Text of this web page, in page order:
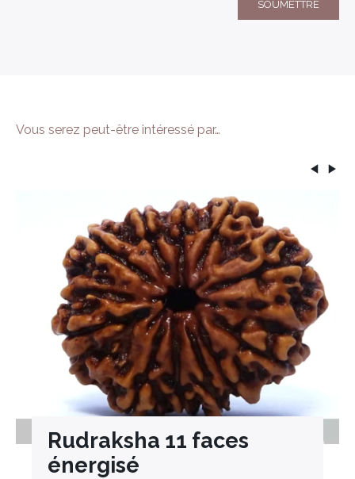
Vous serez peut-être intéressé par…
Rudraksha 11 faces
énergisé